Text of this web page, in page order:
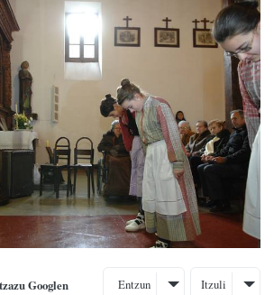
Googlen Entzun Itzuli